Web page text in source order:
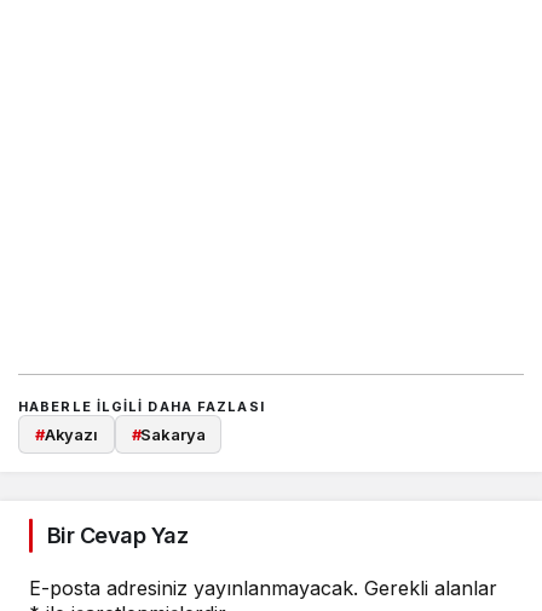
HABERLE ILGILI DAHA FAZLASI
#Akyazı #Sakarya
Bir Cevap Yaz
E-posta adresiniz yayınlanmayacak. Gerekli alanlar